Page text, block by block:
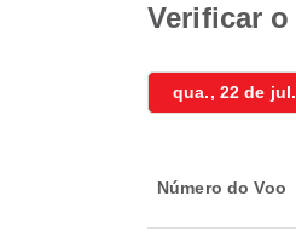
Verificar
qua., 22 de
Número do Voo